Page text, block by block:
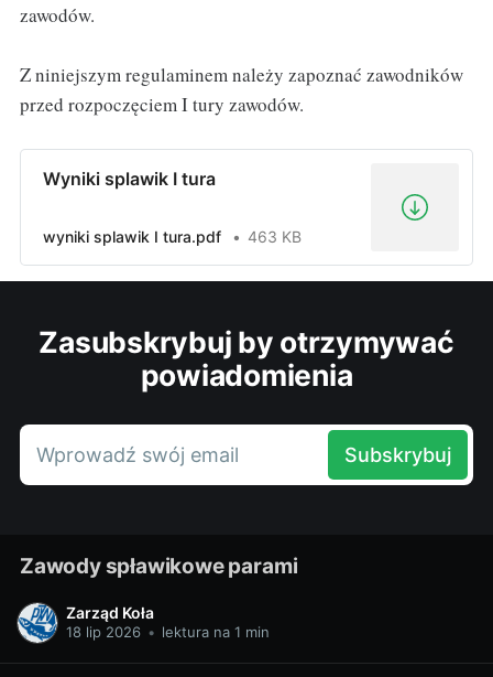
zawodów.
Z niniejszym regulaminem należy zapoznać zawodników
przed rozpoczęciem I tury zawodów.
Wyniki splawik I tura
wyniki splawik I tura.pdf 463 KB
Zasubskrybuj by otrzymywać
powiadomienia
Wprowadź swój email Subskrybuj
Zawody spławikowe parami
Zarząd Koła
18 lip 2026 • lektura na 1 min